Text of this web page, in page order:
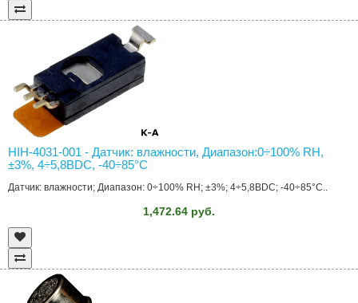
HIH-4031-001 - Датчик: влажности, Диапазон:0÷100% RH,
±3%, 4÷5,8ВDC, -40÷85°C
Датчик: влажности; Диапазон: 0÷100% RH; ±3%; 4÷5,8ВDC; -40÷85°C..
1,472.64 руб.